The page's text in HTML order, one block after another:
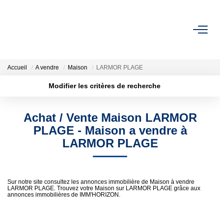
FAIRE GÉRER
NOTRE AGENCE
Accueil A vendre Maison LARMOR PLAGE
Modifier les critères de recherche
Type de bien
Budget max Plus de critères
Achat / Vente Maison LARMOR
PLAGE - Maison a vendre à
LARMOR PLAGE
Sur notre site consultez les annonces immobilière de Maison à vendre
LARMOR PLAGE. Trouvez votre Maison sur LARMOR PLAGE grâce aux
annonces immobilières de IMM'HORIZON.